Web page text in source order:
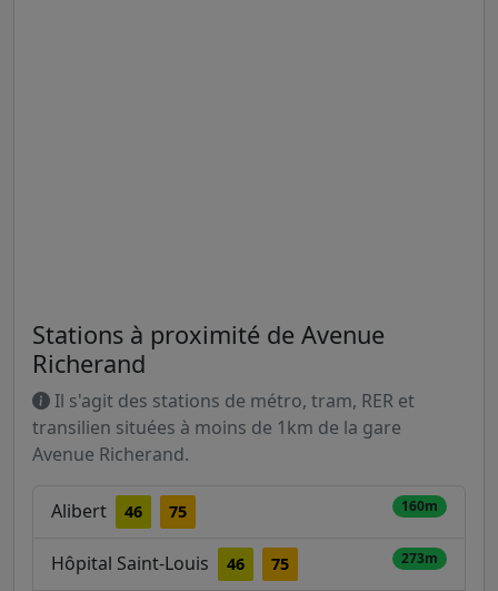
Stations à proximité de Avenue
Richerand
Il s'agit des stations de métro, tram, RER et
transilien situées à moins de 1km de la gare
Avenue Richerand.
Alibert 46 75 160m
Hôpital Saint-Louis 46 75 273m